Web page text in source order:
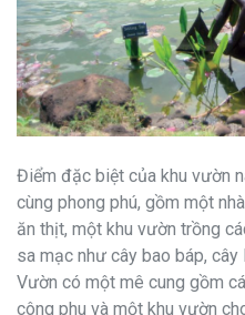
Điểm đặc biệt của khu vườn
cùng phong phú, gồm một
ăn thịt, một khu vườn trồng
sa mạc như cây bao báp,
Vườn có một mê cung gồm
công phu và một khu vườn